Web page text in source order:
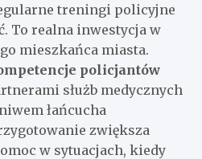
treningi policyjne
To realna inwestycja w
mieszkańca miasta.
policjantów
służb medycznych
łańcucha
zwiększa
w sytuacjach, kiedy